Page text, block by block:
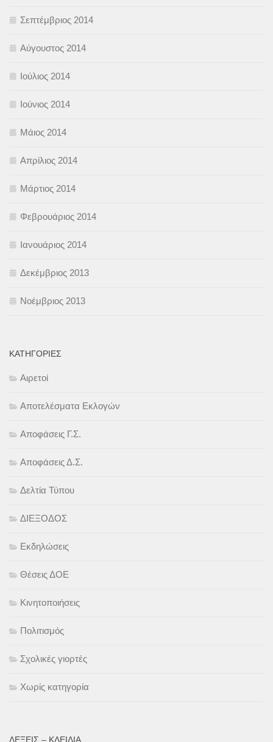
Σεπτέμβριος 2014
Αύγουστος 2014
Ιούλιος 2014
Ιούνιος 2014
Μάιος 2014
Απρίλιος 2014
Μάρτιος 2014
Φεβρουάριος 2014
Ιανουάριος 2014
Δεκέμβριος 2013
Νοέμβριος 2013
KΑΤΗΓΟΡΊΕΣ
Αιρετοί
Αποτελέσματα Εκλογών
Αποφάσεις Γ.Σ.
Αποφάσεις Δ.Σ.
Δελτία Τύπου
ΔΙΕΞΟΔΟΣ
Εκδηλώσεις
Θέσεις ΔΟΕ
Κινητοποιήσεις
Πολιτισμός
Σχολικές γιορτές
Χωρίς κατηγορία
ΛΈΞΕΙΣ – ΚΛΕΙΔΙΆ